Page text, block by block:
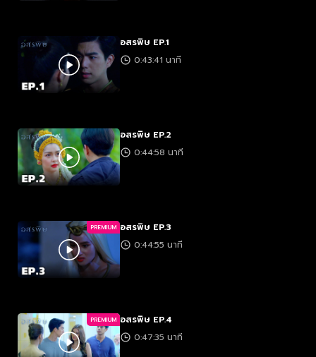
อสรพิษ EP.1
0:43:41 นาที
อสรพิษ EP.2
0:44:58 นาที
PREMIUM อสรพิษ EP.3
0:44:55 นาที
PREMIUM อสรพิษ EP.4
0:47:35 นาที